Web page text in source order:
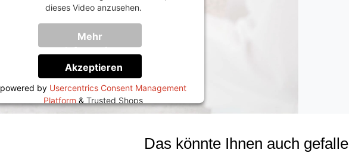
dieses Video anzusehen.
Mehr
Informationen
Akzeptieren
powered by Usercentrics Consent Management
Platform&Trusted Shops
Das könnte Ihnen auch gefalle